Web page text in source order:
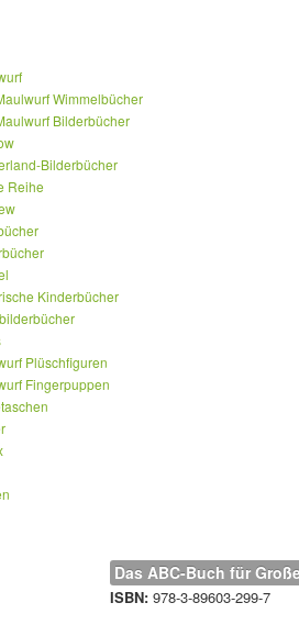
Wimmelbücher
Bilderbücher
Bilderbücher
Reihe
Kinderbücher
Plüschfiguren
Fingerpuppen
Das ABC-Buch für
ISBN: 978-3-89603-299-7